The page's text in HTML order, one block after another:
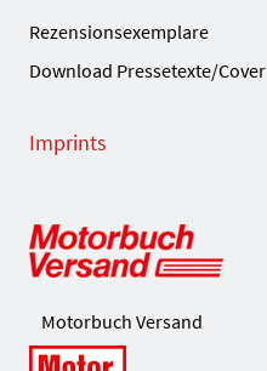
Rezensionsexemplare
Download Pressetexte/Cover
Imprints
Motorbuch Versand